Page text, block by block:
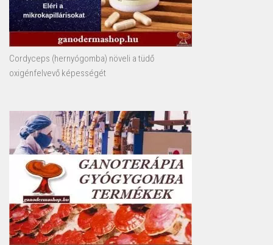
Cordyceps (hernyógomba) növeli a tüdő
oxigénfelvevő képességét